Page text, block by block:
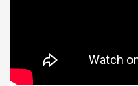
mágico. Agende agora